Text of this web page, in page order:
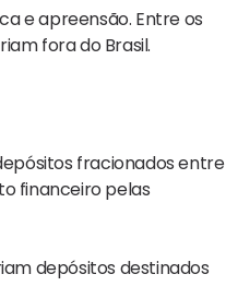
e apreensão. Entre os
fora do Brasil.
fracionados entre
financeiro pelas
depósitos destinados